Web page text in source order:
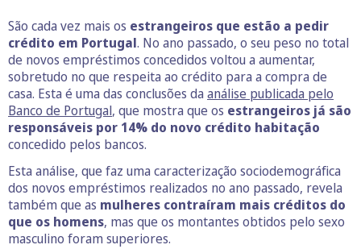
São cada vez mais os estrangeiros que estão a pedir
crédito em Portugal. No ano passado, o seu peso no total
de novos empréstimos concedidos voltou a aumentar,
sobretudo no que respeita ao crédito para a compra de
casa. Esta é uma das conclusões da análise publicada pelo
Banco de Portugal, que mostra que os estrangeiros já são
responsáveis por 14% do novo crédito habitação
concedido pelos bancos.
Esta análise, que faz uma caracterização sociodemográfica
dos novos empréstimos realizados no ano passado, revela
também que as mulheres contraíram mais créditos do
que os homens, mas que os montantes obtidos pelo sexo
masculino foram superiores.